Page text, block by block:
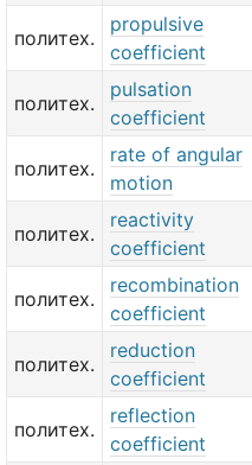
политех.
propulsive
coefficient
политех.
pulsation
coefficient
политех.
rate of angular
motion
политех.
reactivity
coefficient
политех.
recombination
coefficient
политех.
reduction
coefficient
политех.
reflection
coefficient